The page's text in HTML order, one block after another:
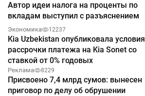
Автор идеи налога на проценты по
вкладам выступил с разъяснением
Экономика 12237
Kia Uzbekistan опубликовала условия
рассрочки платежа на Kia Sonet со
ставкой от 0% годовых
Реклама 8229
Присвоено 7,4 млрд сумов: вынесен
приговор по делу об обрушении